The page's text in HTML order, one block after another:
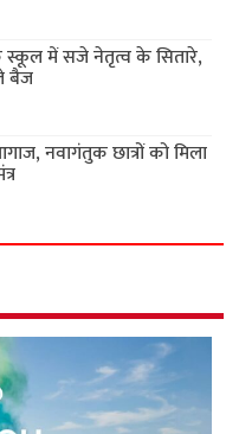
स्कूल में सजे नेतृत्व के सितारे,
बैज
नवागंतुक छात्रों को मिला